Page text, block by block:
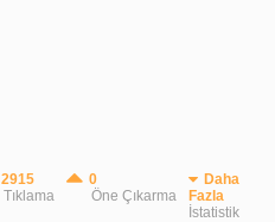
2915
Tıklama
0
Öne Çıkarma
Daha
Fazla
İstatistik